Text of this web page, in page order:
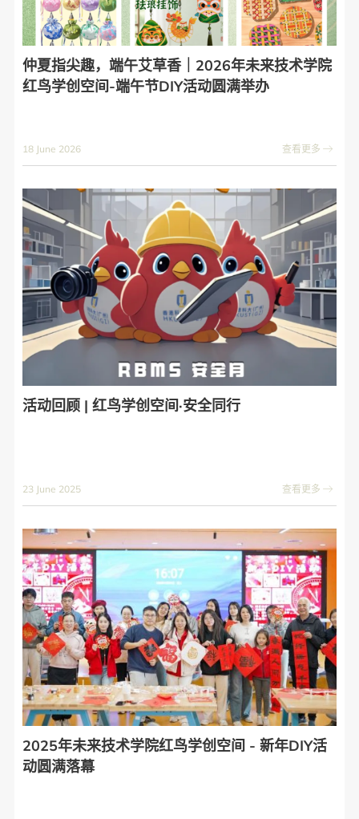
仲夏指尖趣，端午艾草香｜2026年未来技术学院
红鸟学创空间-端午节DIY活动圆满举办
18 June 2026 查看更多
活动回顾 | 红鸟学创空间·安全同行
23 June 2025 查看更多
2025年未来技术学院红鸟学创空间 - 新年DIY活
动圆满落幕